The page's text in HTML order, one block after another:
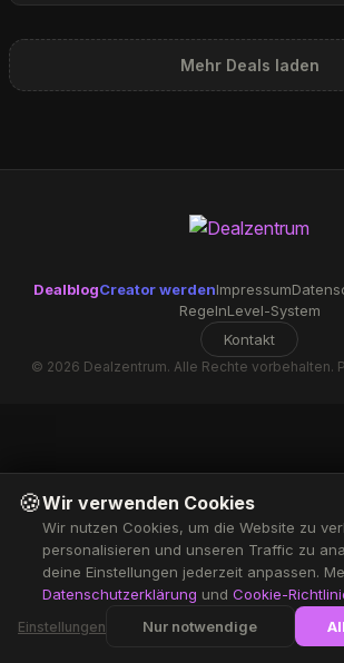
Mehr Deals laden
DealblogCreator werdenImpressum
RegelnLevel-System
Kontakt
© 2026 Dealzentrum. Alle Rechte vorbehalten.
🍪Wir verwenden Cookies
Wir nutzen Cookies, um die Website zu
personalisieren und unseren Traffic zu
deine Einstellungen jederzeit anpassen.
Datenschutzerklärung und Cookie-
Einstellungen Nur notwendige